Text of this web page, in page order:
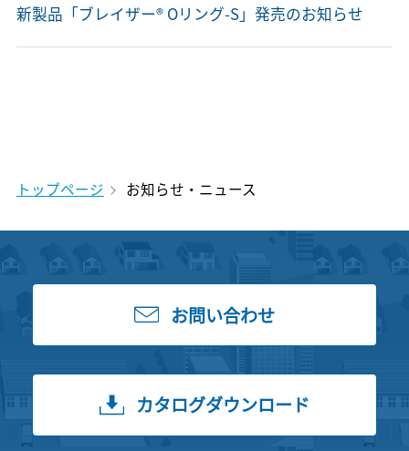
新製品「ブレイザー® Oリング-S」発売のお知らせ
トップページ お知らせ・ニュース
お問い合わせ
カタログダウンロード